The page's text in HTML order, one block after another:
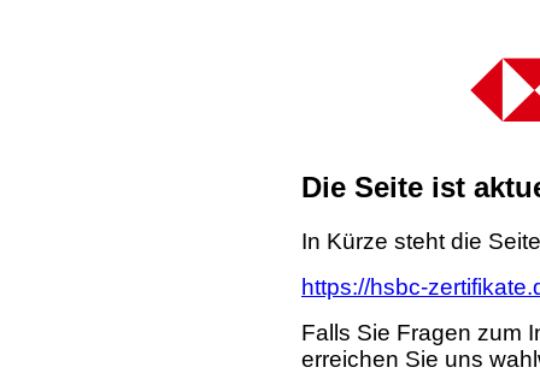
Die Seite ist
In Kürze steht die
https://hsbc-
Falls Sie Fragen zum
erreichen Sie uns